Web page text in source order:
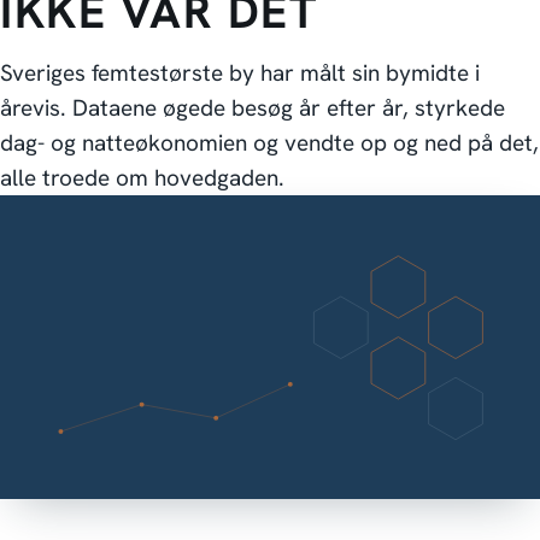
IKKE VAR DET
Sveriges femtestørste by har målt sin bymidte i
årevis. Dataene øgede besøg år efter år, styrkede
dag- og natteøkonomien og vendte op og ned på det,
alle troede om hovedgaden.